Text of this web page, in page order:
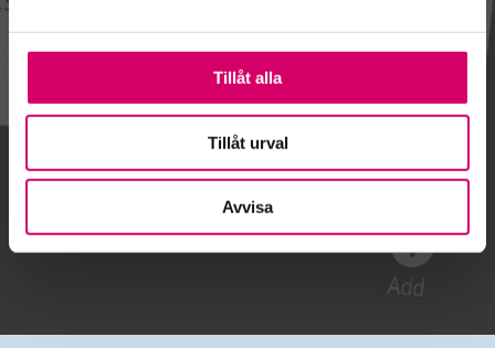
Tillåt alla
Tillåt urval
Avvisa
Kalendarium
Gå till kalendariet
Lägg till i kalender